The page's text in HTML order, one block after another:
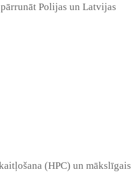
Polijas un Latvijas
(HPC) un mākslīgais